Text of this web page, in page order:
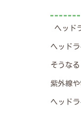
ヘッド
ヘッド
そうな
紫外線
ヘッド